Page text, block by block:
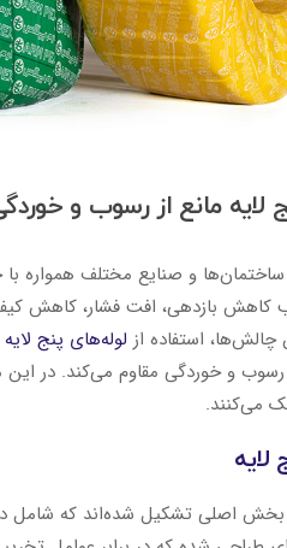
لایه مانع از رسوب و
و صنایع مختلف همواره
کاهش بازدهی، افت فشار، کاهش
چالش‌ها، استفاده از لوله‌های پنج لایه
رسوب و خوردگی مقاوم می‌کند. در
می‌کنند.
لایه
بخش اصلی تشکیل شده‌اند که شامل
مخصوص محفظه
سه راه